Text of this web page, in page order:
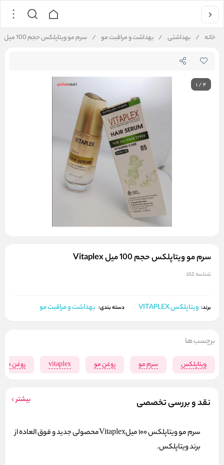
خانه / بهداشتی / بهداشت و مراقبت مو / سرم مو ویتاپلکس حجم 100 میل Vitaplex
1/4
سرم مو ویتاپلکس حجم 100 میل Vitaplex
شناسه کالا:
برند: ویتاپلکس VITAPLEX دسته بندی: بهداشت و مراقبت مو
نقد و بررسی تخصصی بیشتر
سرم مو ویتاپلکس 100 میلVitaplexمحصولی جدید و فوق العاده از
برند ویتاپلکس.
برچسب ها
ویتاپلکس سرم مو روغن مو vitaplex روغن مو